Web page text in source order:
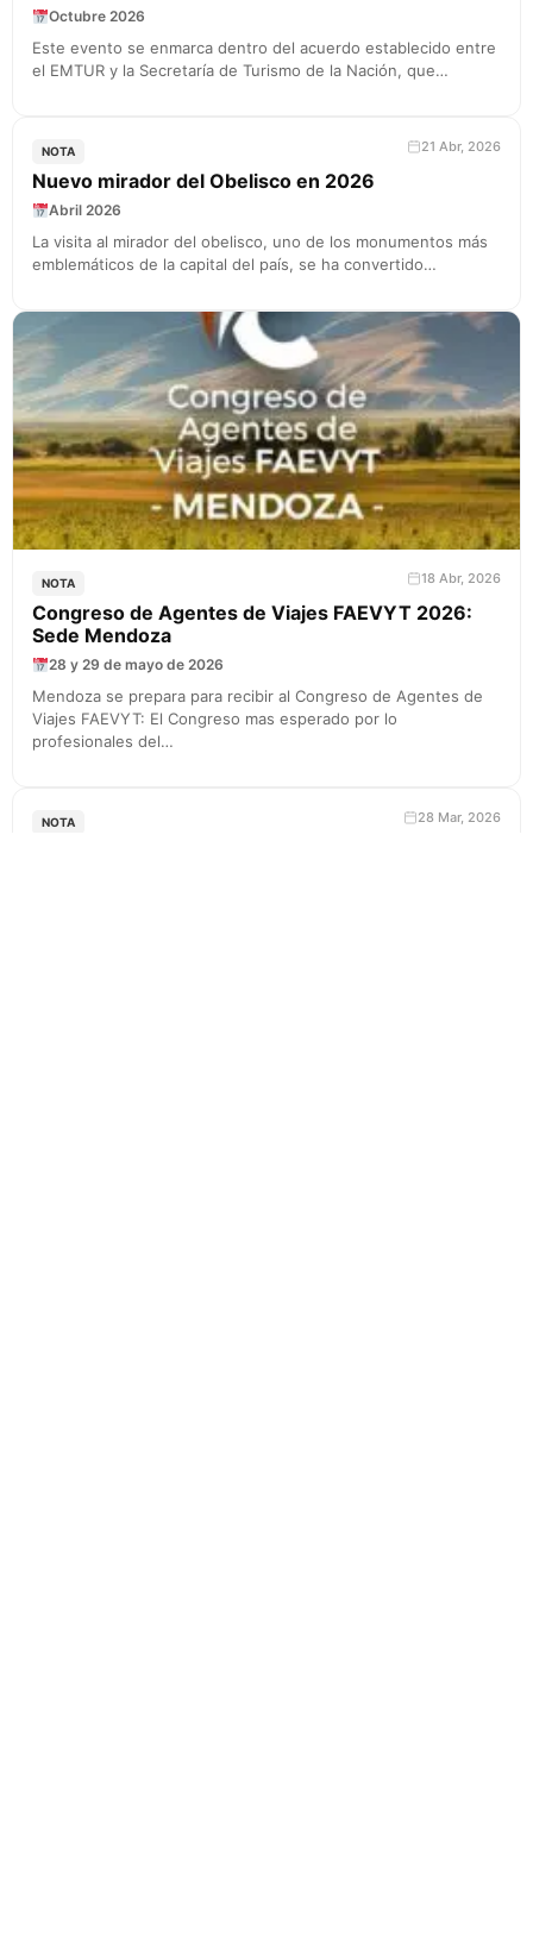
Octubre 2026
Este evento se enmarca dentro del acuerdo establecido entre
el EMTUR y la Secretaría de Turismo de la Nación, que…
NOTA 21 Abr, 2026
Nuevo mirador del Obelisco en 2026
Abril 2026
La visita al mirador del obelisco, uno de los monumentos más
emblemáticos de la capital del país, se ha convertido…
NOTA 18 Abr, 2026
Congreso de Agentes de Viajes FAEVYT 2026:
Sede Mendoza
28 y 29 de mayo de 2026
Mendoza se prepara para recibir al Congreso de Agentes de
Viajes FAEVYT: El Congreso mas esperado por lo
profesionales del…
NOTA 28 Mar, 2026